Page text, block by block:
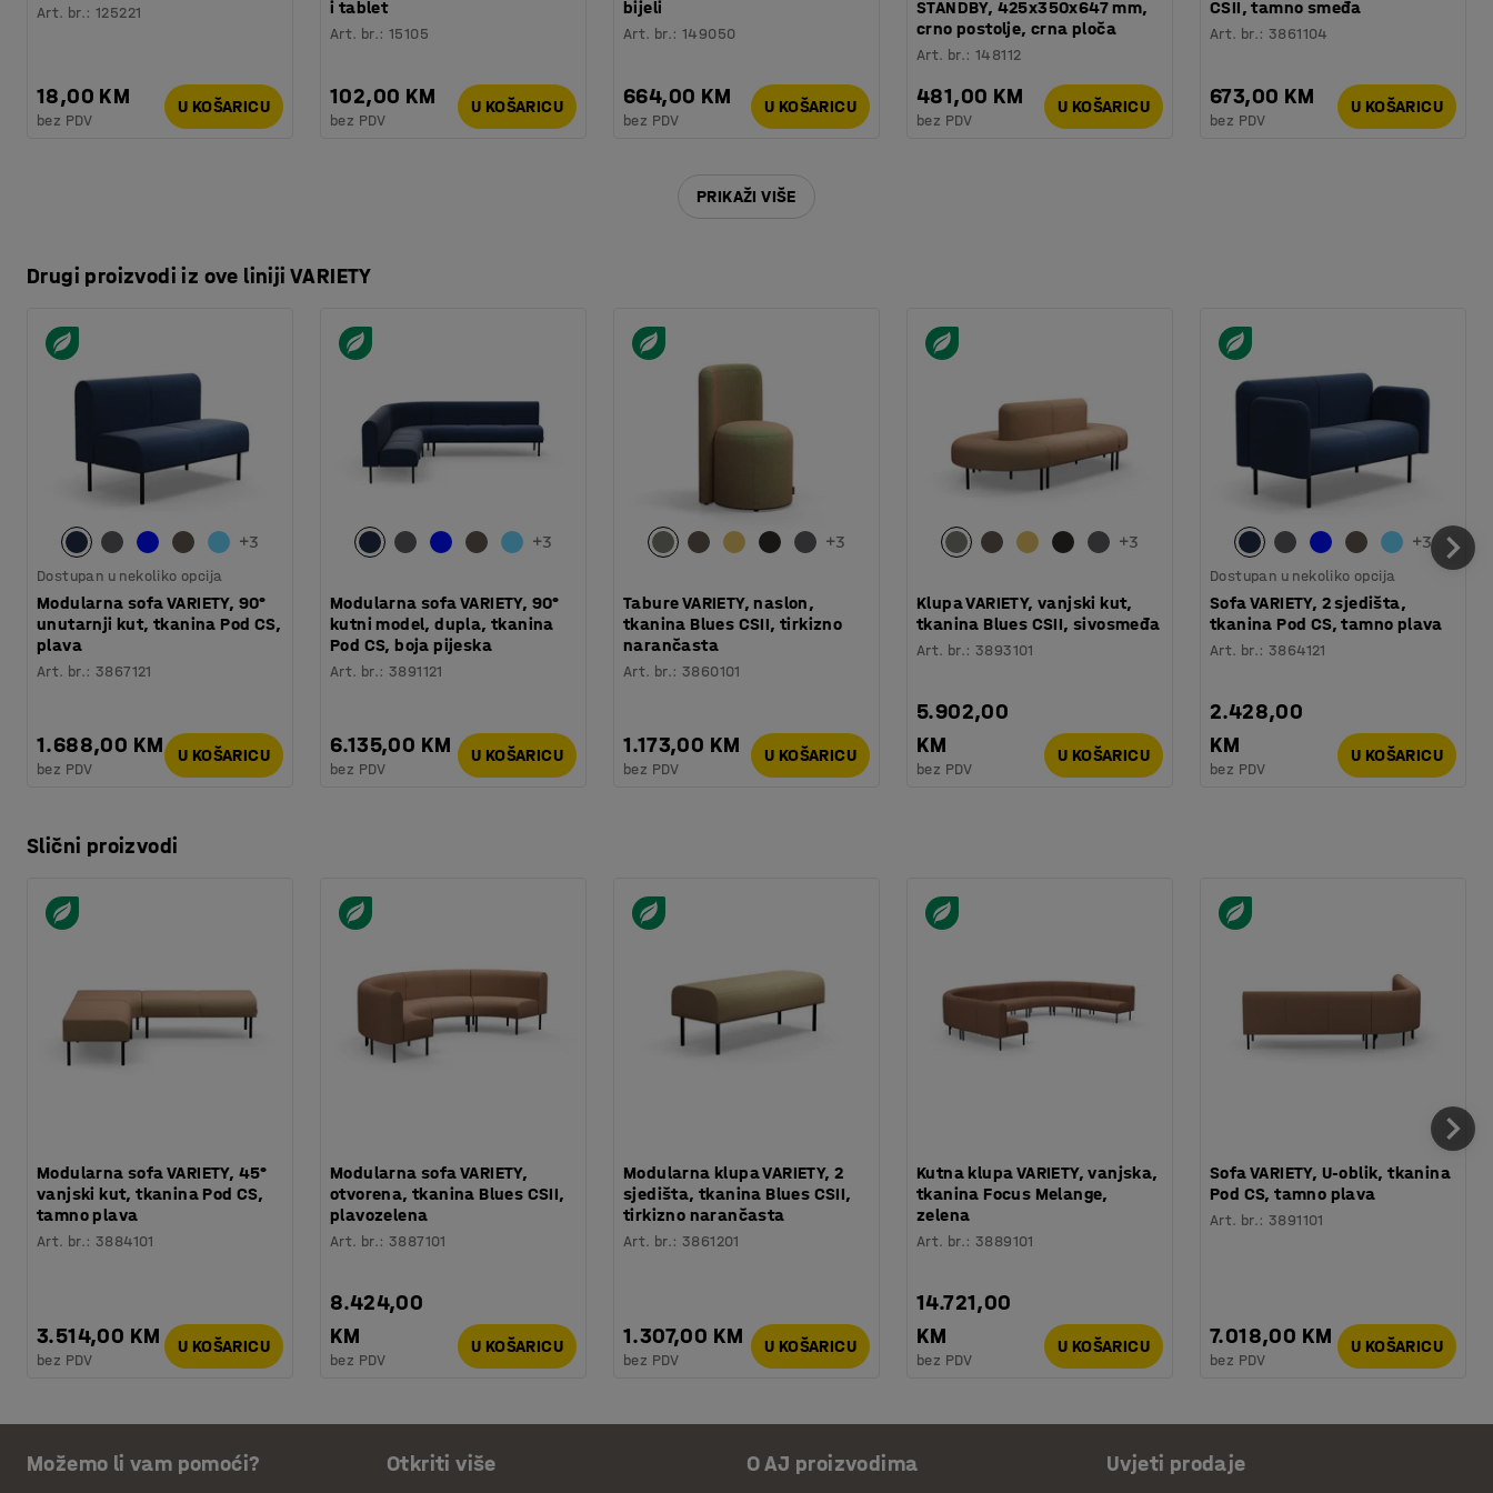
Art. br.:125221
18,00 KM
bez PDV
U KOŠARICU
i tablet
Art. br.:15105
102,00 KM
bez PDV
U KOŠARICU
bijeli
Art. br.:149050
664,00 KM
bez PDV
U KOŠARICU
STANDBY, 425x350x647 mm,
crno postolje, crna ploča
Art. br.:148112
481,00 KM
bez PDV
U KOŠARICU
CSII, tamno smeđa
Art. br.:3861104
673,00 KM
bez PDV
U KOŠARICU
PRIKAŽI VIŠE
Drugi proizvodi iz ove liniji VARIETY
+3
Dostupan u nekoliko opcija
Modularna sofa VARIETY, 90°
unutarnji kut, tkanina Pod CS,
plava
Art. br.:3867121
1.688,00 KM
bez PDV
U KOŠARICU
+3
Modularna sofa VARIETY, 90°
kutni model, dupla, tkanina
Pod CS, boja pijeska
Art. br.:3891121
6.135,00 KM
bez PDV
U KOŠARICU
+3
Tabure VARIETY, naslon,
tkanina Blues CSII, tirkizno
narančasta
Art. br.:3860101
1.173,00 KM
bez PDV
U KOŠARICU
+3
Klupa VARIETY, vanjski kut,
tkanina Blues CSII, sivosmeđa
Art. br.:3893101
5.902,00
KM
bez PDV
U KOŠARICU
+3
Dostupan u nekoliko opcija
Sofa VARIETY, 2 sjedišta,
tkanina Pod CS, tamno plava
Art. br.:3864121
2.428,00
KM
bez PDV
U KOŠARICU
Slični proizvodi
Modularna sofa VARIETY, 45°
vanjski kut, tkanina Pod CS,
tamno plava
Art. br.:3884101
3.514,00 KM
bez PDV
U KOŠARICU
Modularna sofa VARIETY,
otvorena, tkanina Blues CSII,
plavozelena
Art. br.:3887101
8.424,00
KM
bez PDV
U KOŠARICU
Modularna klupa VARIETY, 2
sjedišta, tkanina Blues CSII,
tirkizno narančasta
Art. br.:3861201
1.307,00 KM
bez PDV
U KOŠARICU
Kutna klupa VARIETY, vanjska,
tkanina Focus Melange,
zelena
Art. br.:3889101
14.721,00
KM
bez PDV
U KOŠARICU
Sofa VARIETY, U-oblik, tkanina
Pod CS, tamno plava
Art. br.:3891101
7.018,00 KM
bez PDV
U KOŠARICU
Možemo li vam pomoći? Otkriti više O AJ proizvodima Uvjeti prodaje